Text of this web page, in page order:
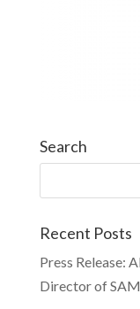
Search
Recent Posts
Press Release:
Director of